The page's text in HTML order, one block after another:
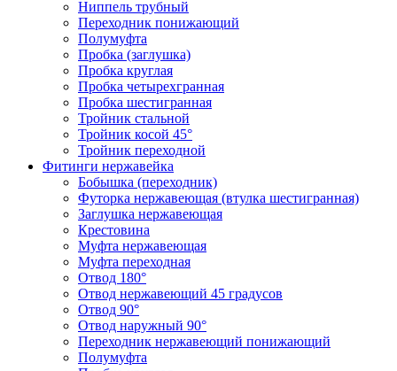
Ниппель трубный
Переходник понижающий
Полумуфта
Пробка (заглушка)
Пробка круглая
Пробка четырехгранная
Пробка шестигранная
Тройник стальной
Тройник косой 45°
Тройник переходной
Фитинги нержавейка
Бобышка (переходник)
Футорка нержавеющая (втулка шестигранная)
Заглушка нержавеющая
Крестовина
Муфта нержавеющая
Муфта переходная
Отвод 180°
Отвод нержавеющий 45 градусов
Отвод 90°
Отвод наружный 90°
Переходник нержавеющий понижающий
Полумуфта